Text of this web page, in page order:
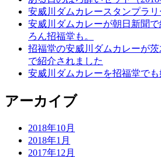
安威川ダムカレースタンプラ
安威川ダムカレーが朝日新聞
ろん招福堂も。
招福堂の安威川ダムカレーが茨
で紹介されました
安威川ダムカレーを招福堂でも
アーカイブ
2018年10月
2018年1月
2017年12月